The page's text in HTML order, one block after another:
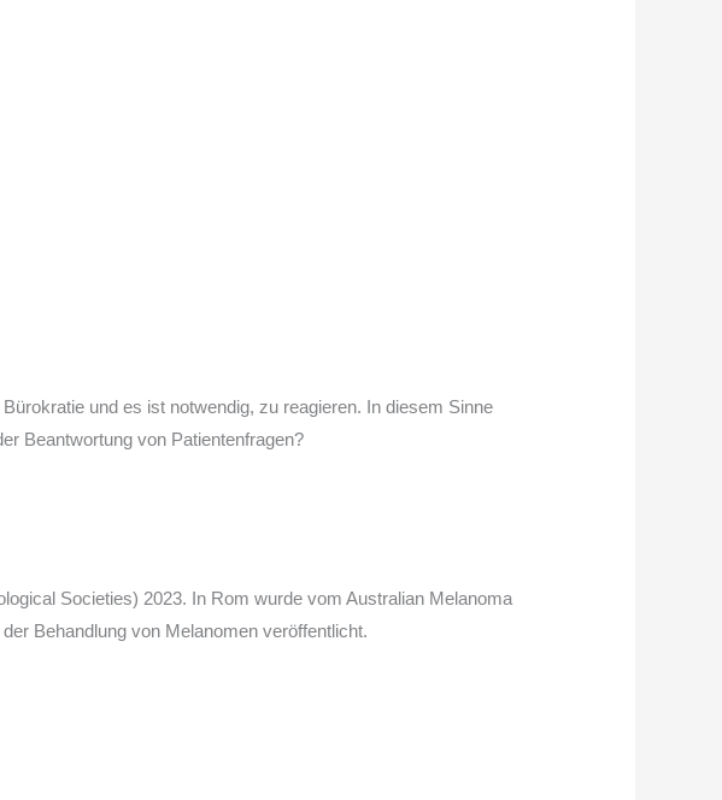
und es ist notwendig, zu reagieren. In diesem Sinne
Beantwortung von Patientenfragen?
Societies) 2023. In Rom wurde vom Australian Melanoma
Behandlung von Melanomen veröffentlicht.